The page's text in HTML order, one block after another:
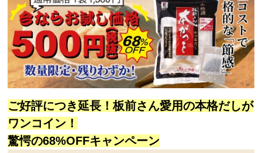
ご好評につき延長！板前さん愛用の本格だしが
ワンコイン！
驚愕の68%OFFキャンペーン